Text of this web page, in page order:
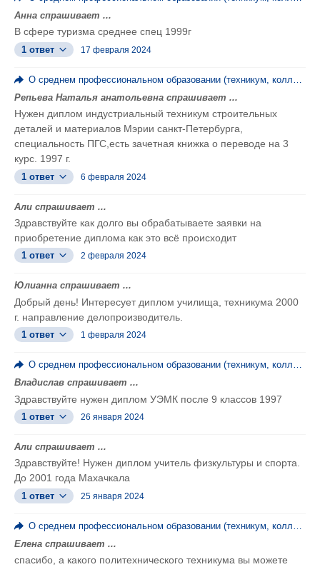
Анна спрашивает ...
В сфере туризма среднее спец 1999г
1 ответ 17 февраля 2024
Репьева Наталья анатольевна спрашивает ...
Нужен диплом индустриальный техникум строительных
деталей и материалов Мэрии санкт-Петербурга,
специальность ПГС,есть зачетная книжка о переводе на 3
курс. 1997 г.
1 ответ 6 февраля 2024
Али спрашивает ...
Здравствуйте как долго вы обрабатываете заявки на
приобретение диплома как это всё происходит
1 ответ 2 февраля 2024
Юлианна спрашивает ...
Добрый день! Интересует диплом училища, техникума 2000
г. направление делопроизводитель.
1 ответ 1 февраля 2024
Владислав спрашивает ...
Здравствуйте нужен диплом УЭМК после 9 классов 1997
1 ответ 26 января 2024
Али спрашивает ...
Здравствуйте! Нужен диплом учитель физкультуры и спорта.
До 2001 года Махачкала
1 ответ 25 января 2024
Елена спрашивает ...
спасибо, а какого политехнического техникума вы можете